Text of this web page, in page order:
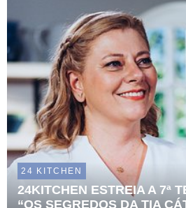
24 KITCHEN
24KITCHEN ESTREIA A 7ª
“OS SEGREDOS DA TIA